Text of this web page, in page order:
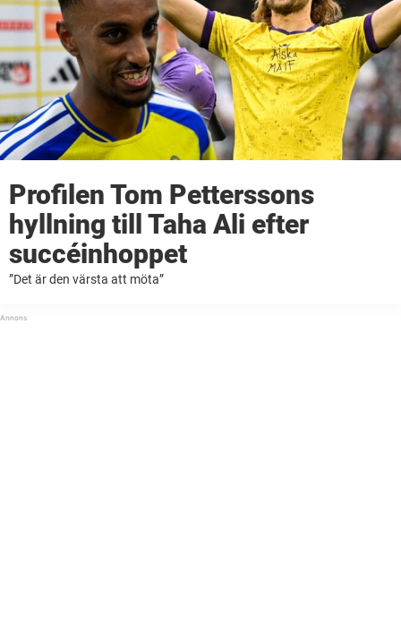
Profilen Tom Petterssons
hyllning till Taha Ali efter
succéinhoppet
”Det är den värsta att möta”